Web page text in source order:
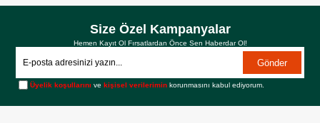
Size Özel Kampanyalar
Hemen Kayıt Ol Fırsatlardan Önce Sen Haberdar Ol!
Gönder
Üyelik koşullarını vekişisel verilerimin korunmasını kabul ediyorum.